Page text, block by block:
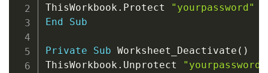
ThisWorkbook . Protect
"yourpassword"
End
Sub
Private Sub Worksheet_Deactivate ( )
ThisWorkbook . Unprotect
"yourpassword"